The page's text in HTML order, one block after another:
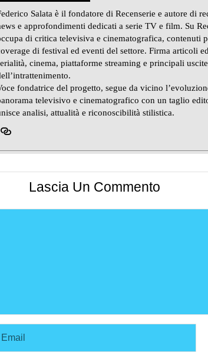
Salata è il fondatore di Recenserie e autore di
e approfondimenti dedicati a serie TV e film. Su
di critica televisiva e cinematografica, contenuti
di festival ed eventi del settore. Firma articoli
cinema, piattaforme streaming e principali uscite
fondatrice del progetto, segue da vicino
televisivo e cinematografico con un taglio
analisi, attualità e riconoscibilità stilistica.
Lascia Un Commento